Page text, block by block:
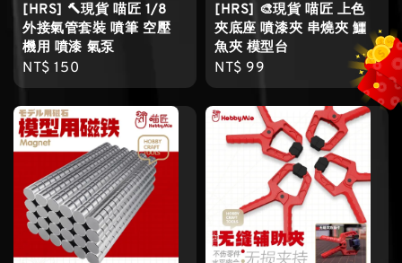
[HRS] 🔨現貨 喵匠 1/8
外接氣管套裝 噴筆 空壓
機用 噴漆 氣泵
Regular
price
NT$ 150
[HRS] 🎨現貨 喵匠 上色
夾底座 噴漆夾 串燒夾 鱷
魚夾 模型台
Regular
price
NT$ 99